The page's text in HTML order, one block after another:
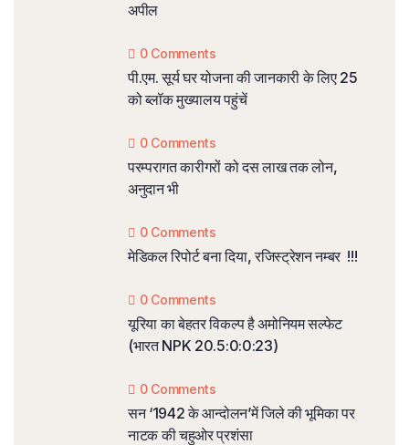
अपील
0 Comments
पी.एम. सूर्य घर योजना की जानकारी के लिए 25
को ब्लॉक मुख्यालय पहुंचें
0 Comments
परम्परागत कारीगरों को दस लाख तक लोन,
अनुदान भी
0 Comments
मेडिकल रिपोर्ट बना दिया, रजिस्ट्रेशन नम्बर !!!
0 Comments
यूरिया का बेहतर विकल्प है अमोनियम सल्फेट
(भारत NPK 20.5:0:0:23)
0 Comments
सन ‘1942 के आन्दोलन’में जिले की भूमिका पर
नाटक की चहुओर प्रशंसा